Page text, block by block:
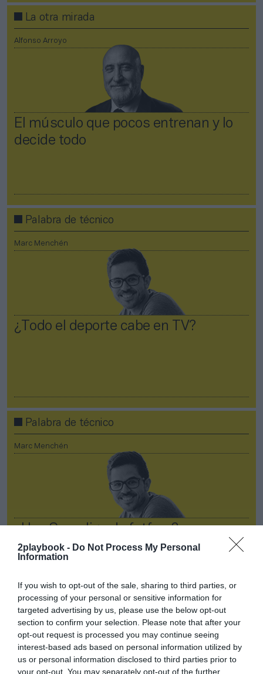
2playbook - Do Not Process My Personal
Information
If you wish to opt-out of the sale, sharing to third parties, or
processing of your personal or sensitive information for
targeted advertising by us, please use the below opt-out
section to confirm your selection. Please note that after your
opt-out request is processed you may continue seeing
interest-based ads based on personal information utilized by
us or personal information disclosed to third parties prior to
your opt-out. You may separately opt-out of the further
La otra mirada
Alfonso Arroyo
El músculo que pocos entrenan y lo
decide todo
Palabra de técnico
Marc Menchén
¿Todo el deporte cabe en TV?
Palabra de técnico
Marc Menchén
¿Una Superliga de futfem?
Palabra de técnico
Marc Menchén